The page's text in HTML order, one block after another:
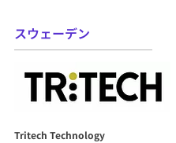
スウェーデン
Tritech Technology